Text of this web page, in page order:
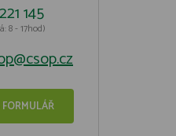
145
8 - 17hod)